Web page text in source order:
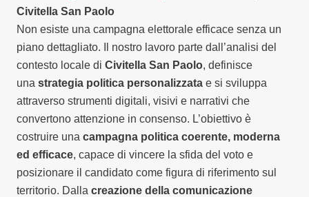
Civitella San Paolo
Non esiste una campagna elettorale efficace senza un
piano dettagliato. Il nostro lavoro parte dall’analisi del
contesto locale di Civitella San Paolo, definisce
una strategia politica personalizzata e si sviluppa
attraverso strumenti digitali, visivi e narrativi che
convertono attenzione in consenso. L’obiettivo è
costruire una campagna politica coerente, moderna
ed efficace, capace di vincere la sfida del voto e
posizionare il candidato come figura di riferimento sul
territorio. Dalla creazione della comunicazione